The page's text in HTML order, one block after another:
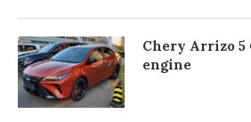
Chery Arrizo 5
engine